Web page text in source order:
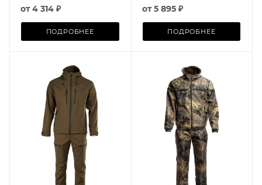
от4 314 ₽
ПОДРОБНЕЕ
от5 895 ₽
ПОДРОБНЕЕ